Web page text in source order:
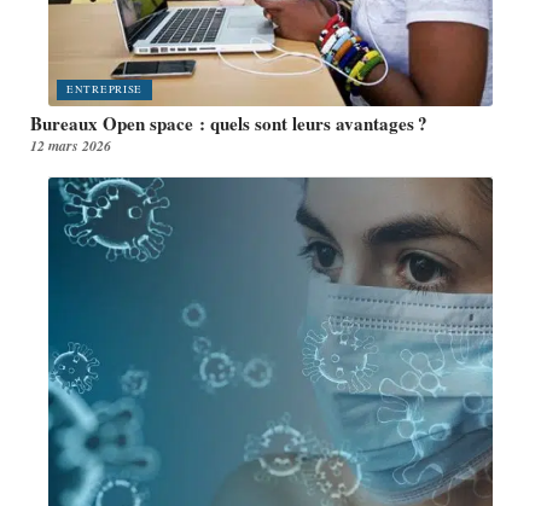
ENTREPRISE
Bureaux Open space : quels sont leurs avantages ?
12 mars 2026